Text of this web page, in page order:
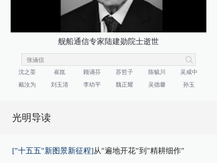
舰船通信专家陆建勋院士逝世
沈之荃 崔崑 顾诵芬 苏哲子 陈毓川
吴咸中
戴汝为
刘玉清 李幼平 魏正耀 吴德馨 孙玉
光明导读
["十五五"新图景新征程]从"遍地开花"到"精耕细作"